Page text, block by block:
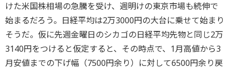
けた米国株相場の急騰を受け、週明けの東京市場も続伸で
始まるだろう。日経平均は2万3000円の大台に乗せて始まり
そうだ。仮に先週金曜日のシカゴの日経平均先物と同じ2万
3140円をつけると仮定すると、その時点で、1月高値から3
月安値までの下げ幅（7500円余り）に対して6500円余り戻